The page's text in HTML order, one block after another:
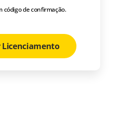
código de confirmação.